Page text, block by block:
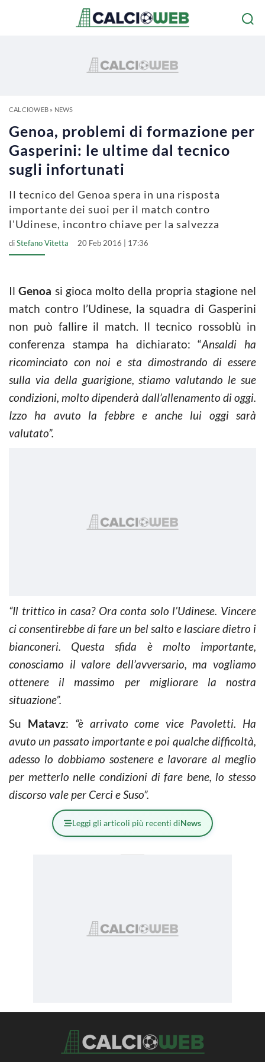
CALCIOWEB» NEWS
Genoa, problemi di formazione per
Gasperini: le ultime dal tecnico
sugli infortunati
Il tecnico del Genoa spera in una risposta
importante dei suoi per il match contro
l'Udinese, incontro chiave per la salvezza
diStefano Vitetta 20 Feb 2016 | 17:36
IlGenoa si gioca molto della propria stagione nel
match contro l’Udinese, la squadra di Gasperini
non può fallire il match. Il tecnico rossoblù in
conferenza stampa ha dichiarato: “Ansaldi ha
ricominciato con noi e sta dimostrando di essere
sulla via della guarigione, stiamo valutando le sue
condizioni, molto dipenderà dall’allenamento di oggi.
Izzo ha avuto la febbre e anche lui oggi sarà
valutato”.
“Il trittico in casa? Ora conta solo l’Udinese. Vincere
ci consentirebbe di fare un bel salto e lasciare dietro i
bianconeri. Questa sfida è molto importante,
conosciamo il valore dell’avversario, ma vogliamo
ottenere il massimo per migliorare la nostra
situazione”.
Su Matavz: “è arrivato come vice Pavoletti. Ha
avuto un passato importante e poi qualche difficoltà,
adesso lo dobbiamo sostenere e lavorare al meglio
per metterlo nelle condizioni di fare bene, lo stesso
discorso vale per Cerci e Suso”.
Leggi gli articoli più recenti diNews